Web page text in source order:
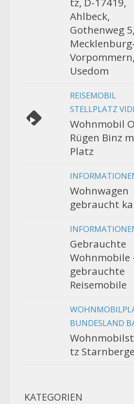
Ahlbeck,
Gothenweg 5,
Vorpommern,
Usedom
REISEMOBIL
STELLPLATZ
Wohnmobil
Rügen Binz
Platz
Wohnwagen
gebraucht
Gebrauchte
Wohnmobile
gebrauchte
Reisemobile
BUNDESLAND
tz
KATEGORIEN